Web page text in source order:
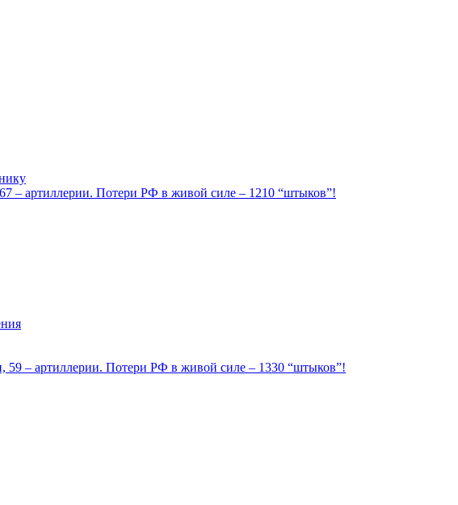
– артиллерии. Потери РФ в живой силе – 1210 “штыков”!
– артиллерии. Потери РФ в живой силе – 1330 “штыков”!